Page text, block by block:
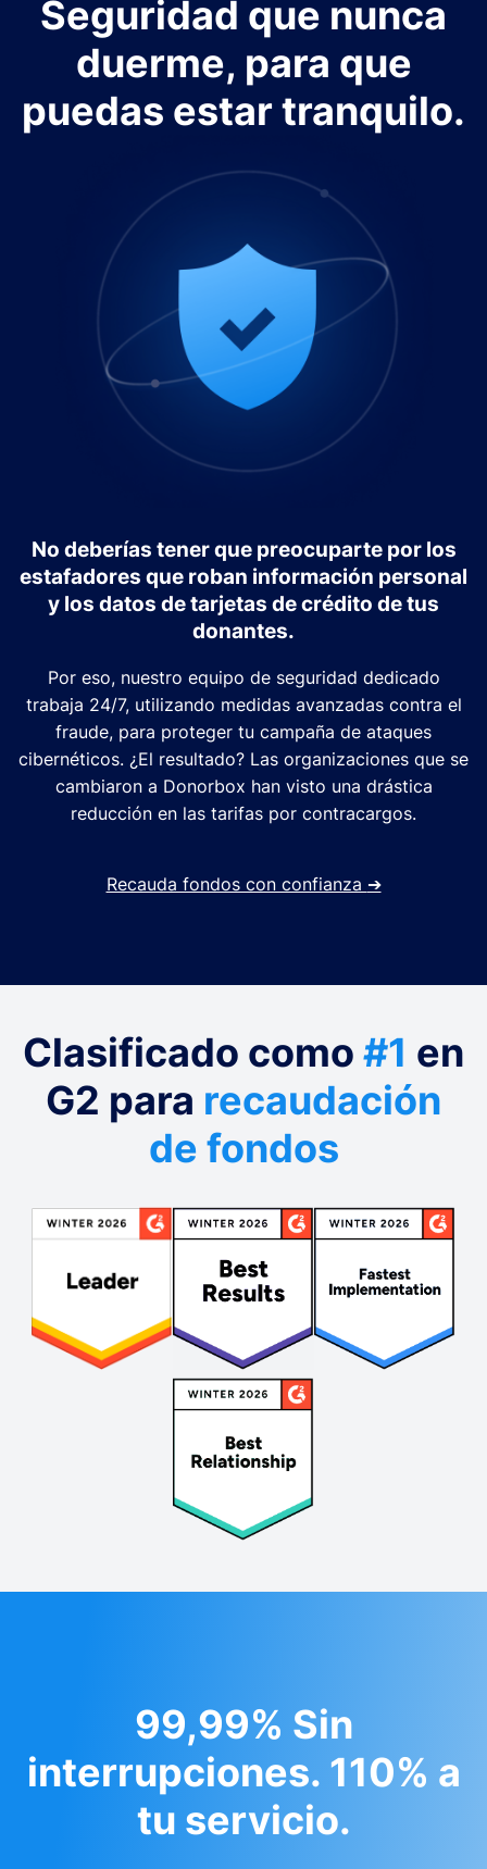
Seguridad que nunca
duerme, para que
puedas estar tranquilo.
No deberías tener que preocuparte por los
estafadores que roban información personal
y los datos de tarjetas de crédito de tus
donantes.
Por eso, nuestro equipo de seguridad dedicado
trabaja 24/7, utilizando medidas avanzadas contra el
fraude, para proteger tu campaña de ataques
cibernéticos. ¿El resultado? Las organizaciones que se
cambiaron a Donorbox han visto una drástica
reducción en las tarifas por contracargos.
Recauda fondos con confianza ➔
Clasificado como #1 en
G2 para recaudación
de fondos
99,99% Sin
interrupciones. 110% a
tu servicio.